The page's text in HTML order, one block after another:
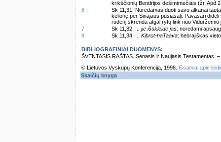
krikščionių Bendrijos dešimtmečiais (žr. Apd
6
Sk 11,31: Norėdamas duoti savo alkanai
kelionę per Sinajaus pusiasalį. Pavasarį
rudenį skrenda atgal rytų link nuo
7
Sk 11,32: ... jie išskleidė jas: norėdami
8
Sk 11,34: ... Kibrot-haTaava: hebrajiškas
BIBLIOGRAFINIAI DUOMENYS:
ŠVENTASIS RAŠTAS. Senasis ir Naujasis Testamentas.
© Lietuvos Vyskupų Konferencija, 1998.
Išsamiai apie
Skaičių knyga